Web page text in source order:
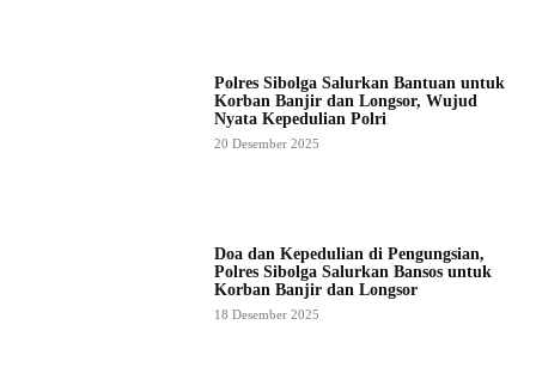
Polres Sibolga Salurkan Bantuan untuk
Korban Banjir dan Longsor, Wujud
Nyata Kepedulian Polri
20 Desember 2025
Doa dan Kepedulian di Pengungsian,
Polres Sibolga Salurkan Bansos untuk
Korban Banjir dan Longsor
18 Desember 2025